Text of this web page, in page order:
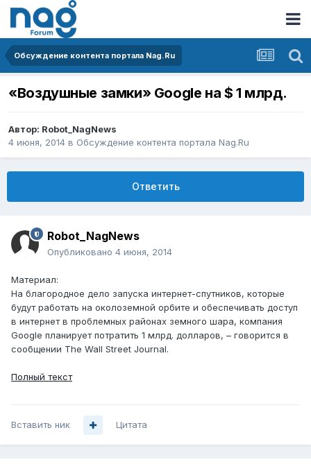
Обсуждение контента портала Nag.Ru
«Воздушные замки» Google на $ 1 млрд.
Автор: Robot_NagNews
4 июня, 2014 в Обсуждение контента портала Nag.Ru
Ответить
Robot_NagNews
Опубликовано 4 июня, 2014
Материал:
На благородное дело запуска интернет-спутников, которые
будут работать на околоземной орбите и обеспечивать доступ
в интернет в проблемных районах земного шара, компания
Google планирует потратить 1 млрд. долларов, – говорится в
сообщении The Wall Street Journal.
Полный текст
Вставить ник Цитата